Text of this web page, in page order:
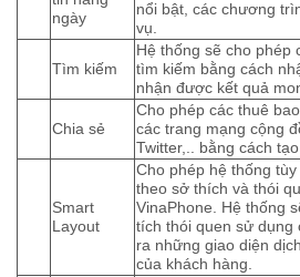
ngày
nổi bật, các chương
vụ.
Tìm kiếm
Hệ thống sẽ cho phép
tìm kiếm bằng cách
nhận được kết quả
Chia sẻ
Cho phép các thuê
các trang mạng cộng
Twitter,.. bằng cách
Smart
Layout
Cho phép hệ thống
theo sở thích và thói
VinaPhone. Hệ thống
tích thói quen sử dụng
ra những giao diện
của khách hàng.